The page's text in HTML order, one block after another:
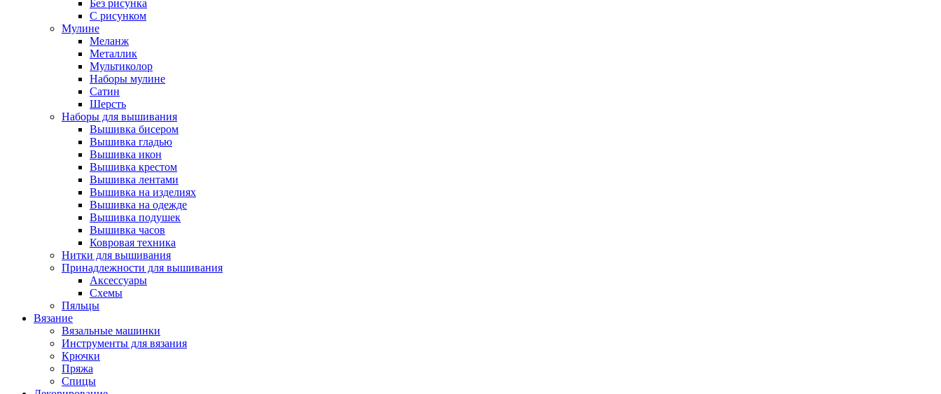
Без рисунка
С рисунком
Мулине
Меланж
Металлик
Мультиколор
Наборы мулине
Сатин
Шерсть
Наборы для вышивания
Вышивка бисером
Вышивка гладью
Вышивка икон
Вышивка крестом
Вышивка лентами
Вышивка на изделиях
Вышивка на одежде
Вышивка подушек
Вышивка часов
Ковровая техника
Нитки для вышивания
Принадлежности для вышивания
Аксессуары
Схемы
Пяльцы
Вязание
Вязальные машинки
Инструменты для вязания
Крючки
Пряжа
Спицы